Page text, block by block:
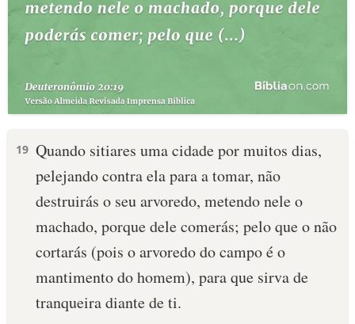
19 Quando sitiares uma cidade por muitos dias,
pelejando contra ela para a tomar, não
destruirás o seu arvoredo, metendo nele o
machado, porque dele comerás; pelo que o não
cortarás (pois o arvoredo do campo é o
mantimento do homem), para que sirva de
tranqueira diante de ti.